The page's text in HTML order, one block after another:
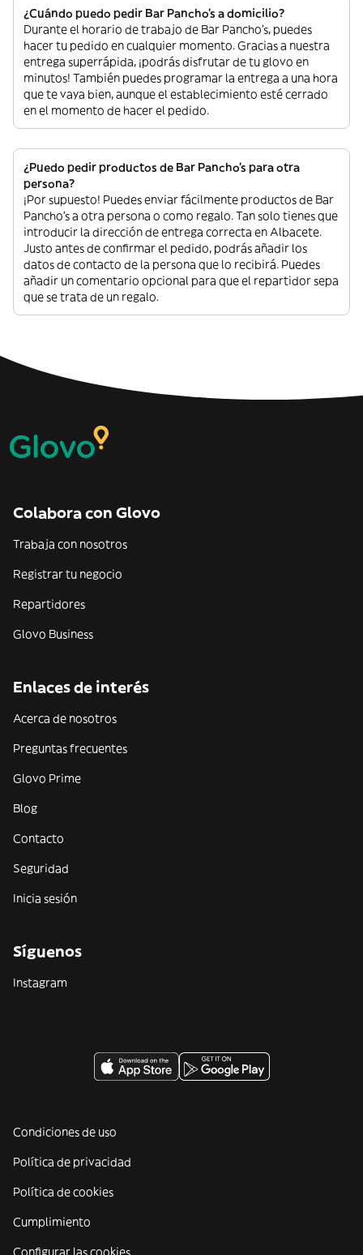
¿Cuándo puedo pedir Bar Pancho's a domicilio?
Durante el horario de trabajo de Bar Pancho's, puedes
hacer tu pedido en cualquier momento. Gracias a nuestra
entrega superrápida, ¡podrás disfrutar de tu glovo en
minutos! También puedes programar la entrega a una hora
que te vaya bien, aunque el establecimiento esté cerrado
en el momento de hacer el pedido.
¿Puedo pedir productos de Bar Pancho's para otra
persona?
¡Por supuesto! Puedes enviar fácilmente productos de Bar
Pancho's a otra persona o como regalo. Tan solo tienes que
introducir la dirección de entrega correcta en Albacete.
Justo antes de confirmar el pedido, podrás añadir los
datos de contacto de la persona que lo recibirá. Puedes
añadir un comentario opcional para que el repartidor sepa
que se trata de un regalo.
Colabora con Glovo
Trabaja con nosotros
Registrar tu negocio
Repartidores
Glovo Business
Enlaces de interés
Acerca de nosotros
Preguntas frecuentes
Glovo Prime
Blog
Contacto
Seguridad
Inicia sesión
Síguenos
Instagram
Condiciones de uso
Política de privacidad
Política de cookies
Cumplimiento
Configurar las cookies